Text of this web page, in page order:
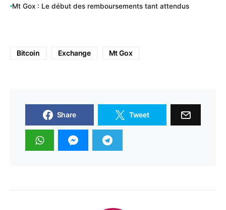
Mt Gox : Le début des remboursements tant attendus
Bitcoin Exchange Mt Gox
Share Tweet